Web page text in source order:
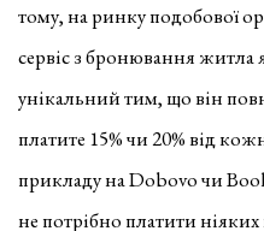
тому, на ринку подобової
сервіс з бронювання житла
унікальний тим, що він
платите 15% чи 20% від
прикладу на Dobovo чи
не потрібно платити